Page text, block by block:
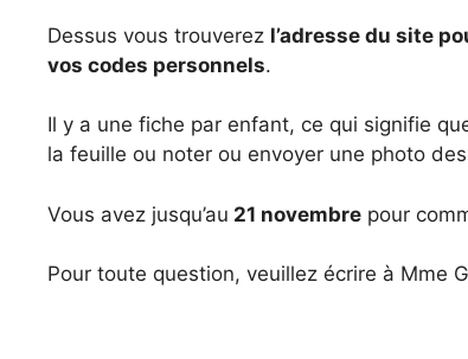
Dessus vous trouverez l’adresse du site
vos codes personnels.
​Il y a une fiche par enfant, ce qui signifie
la feuille ou noter ou envoyer une photo
​Vous avez jusqu’au 21 novembre pour
Pour toute question, veuillez écrire à Mme